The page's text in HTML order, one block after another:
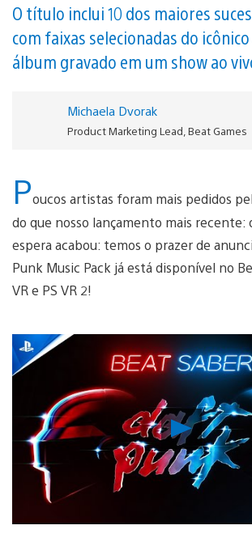
O título inclui 10 dos maiores
com faixas selecionadas do
álbum gravado em um show ao
Michaela Dvorak
Product Marketing Lead, Beat Games
Poucos artistas foram mais pedidos
do que nosso lançamento mais recente:
espera acabou: temos o prazer de
Punk Music Pack já está disponível no
VR e PS VR 2!
Vídeo